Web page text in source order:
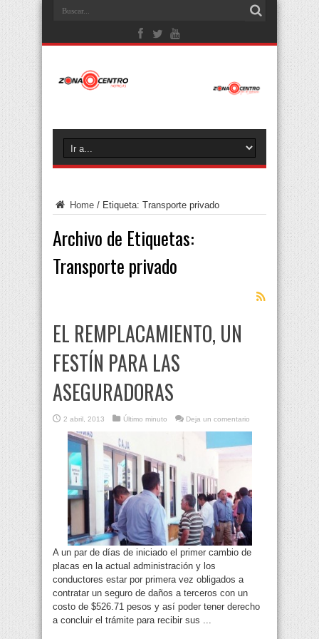
Home / Etiqueta: Transporte privado
Archivo de Etiquetas:
Transporte privado
EL REMPLACAMIENTO, UN
FESTÍN PARA LAS
ASEGURADORAS
2 abril, 2013 Último minuto Deja un comentario
A un par de días de iniciado el primer cambio de
placas en la actual administración y los
conductores estar por primera vez obligados a
contratar un seguro de daños a terceros con un
costo de $526.71 pesos y así poder tener derecho
a concluir el trámite para recibir sus ...